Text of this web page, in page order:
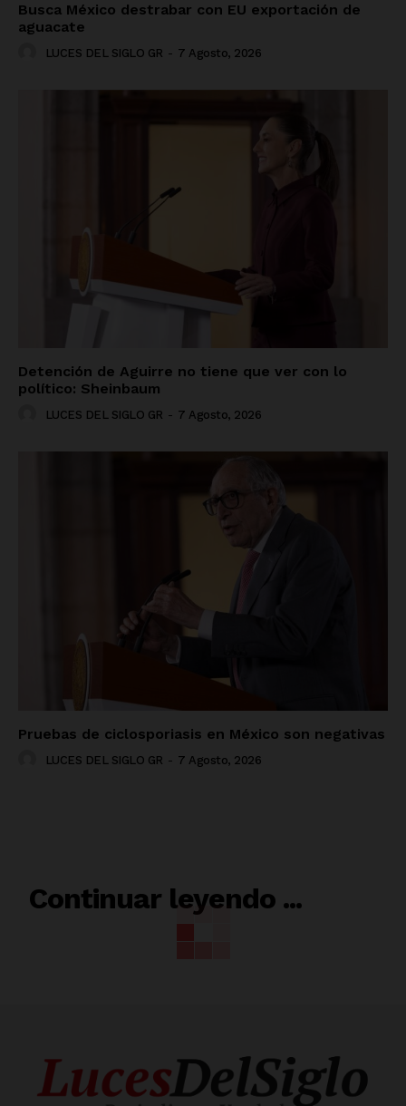
Busca México destrabar con EU exportación de
aguacate
LUCES DEL SIGLO GR - 7 Agosto, 2026
Detención de Aguirre no tiene que ver con lo
político: Sheinbaum
LUCES DEL SIGLO GR - 7 Agosto, 2026
Pruebas de ciclosporiasis en México son negativas
LUCES DEL SIGLO GR - 7 Agosto, 2026
Continuar leyendo ...
RELACIONADO